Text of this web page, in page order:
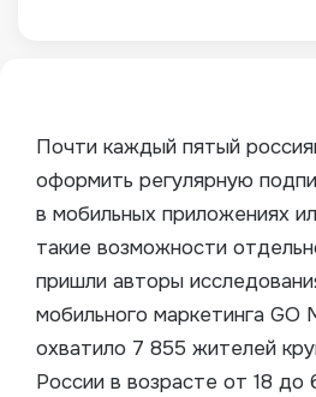
Почти каждый пятый
оформить регулярную
в мобильных приложениях
такие возможности
пришли авторы
мобильного маркетинга GO
охватило 7 855 жителей
России в возрасте от 18 до